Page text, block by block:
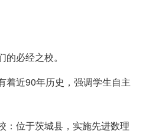
必经之校。
着近90年历史，强调学生自主
：位于茨城县，实施先进数理